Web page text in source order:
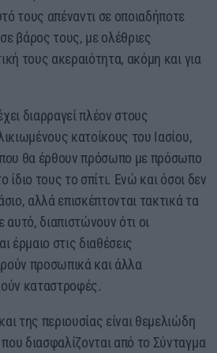
τους απέναντι σε οποιαδήποτε
βάρος τους, με ολέθριες
τους ακεραιότητα, ακόμη και για
διαρραγεί πλέον στους
κατοίκους του Ιασίου,
θα έρθουν πρόσωπο με πρόσωπο
ίδιο τους το σπίτι. Ενώ και όσοι δεν
αλλά επισκέπτονται τακτικά τα
αυτό, διαπιστώνουν ότι οι
έρμαιο στις διαθέσεις
προσωπικά και άλλα
καταστροφές.
της περιουσίας είναι θεμελιώδη
διασφαλίζονται από το Σύνταγμα